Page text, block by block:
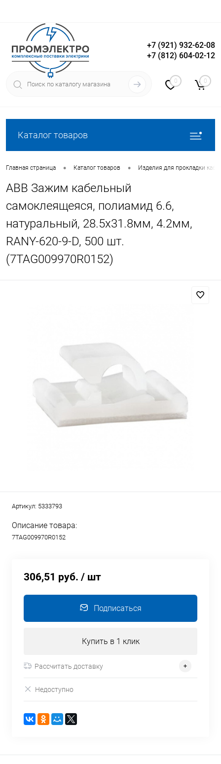
Вход Регистрация
+7 (921) 932-62-08
+7 (812) 604-02-12
0 0
Каталог товаров
Главная страница • Каталог товаров • Изделия для прокладки
ABB Зажим кабельный
самоклеящеяся, полиамид 6.6,
натуральный, 28.5х31.8мм, 4.2мм,
RANY-620-9-D, 500 шт.
(7TAG009970R0152)
Артикул: 5333793
Описание товара:
7TAG009970R0152
306,51 руб. / шт
Подписаться
Купить в 1 клик
Рассчитать доставку
Недоступно